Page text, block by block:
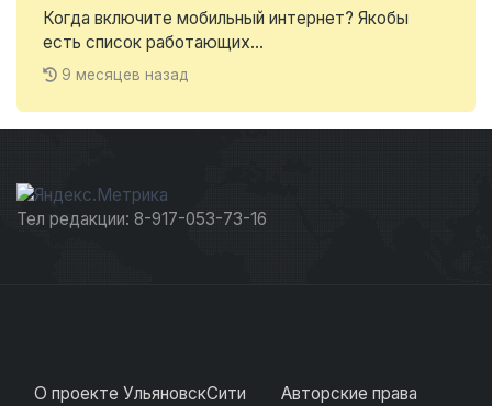
Когда включите мобильный интернет? Якобы
есть список работающих...
9 месяцев назад
Тел редакции: 8-917-053-73-16
О проекте УльяновскСити
Авторские права